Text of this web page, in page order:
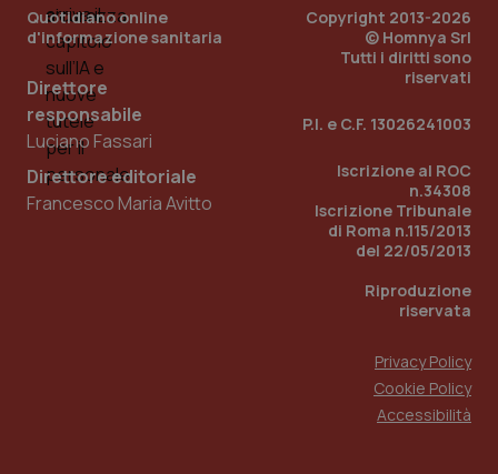
Quotidiano online
d'informazione sanitaria
Direttore
responsabile
Luciano Fassari
Direttore editoriale
Francesco Maria Avitto
Copyright 2013-2026
© Homnya Srl
Tutti i diritti sono
riservati
P.I. e C.F. 13026241003
Iscrizione al ROC
n.34308
Iscrizione Tribunale
di Roma n.115/2013
del 22/05/2013
Riproduzione
riservata
Privacy Policy
Cookie Policy
Accessibilità